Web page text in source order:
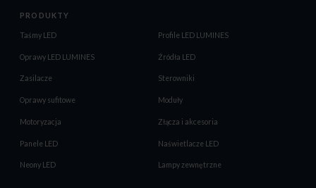
PRODUKTY
Taśmy LED Profile LED LUMINES
Oprawy LED LUMINES Źródła LED
Zasilacze Sterowniki
Oprawy sufitowe Moduły
Motoryzacja Złącza i akcesoria
Panele LED Naświetlacze LED
Neony LED Lampy zewnętrzne